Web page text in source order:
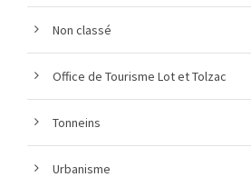
Non classé
Office de Tourisme Lot et Tolzac
Tonneins
Urbanisme